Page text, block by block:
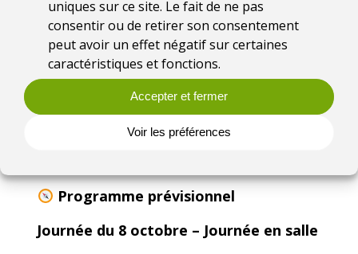
uniques sur ce site. Le fait de ne pas
consentir ou de retirer son consentement
peut avoir un effet négatif sur certaines
caractéristiques et fonctions.
Accepter et fermer
Voir les préférences
règlement européen pour la
restauration de la nature ?
• Comment concilier les différents
intérêts portant sur la forêt
alluviale et les ripisylves (milieu
naturels, gestion du risque
inondation, économique,
Programme prévisionnel
Journée du 8 octobre – Journée en salle